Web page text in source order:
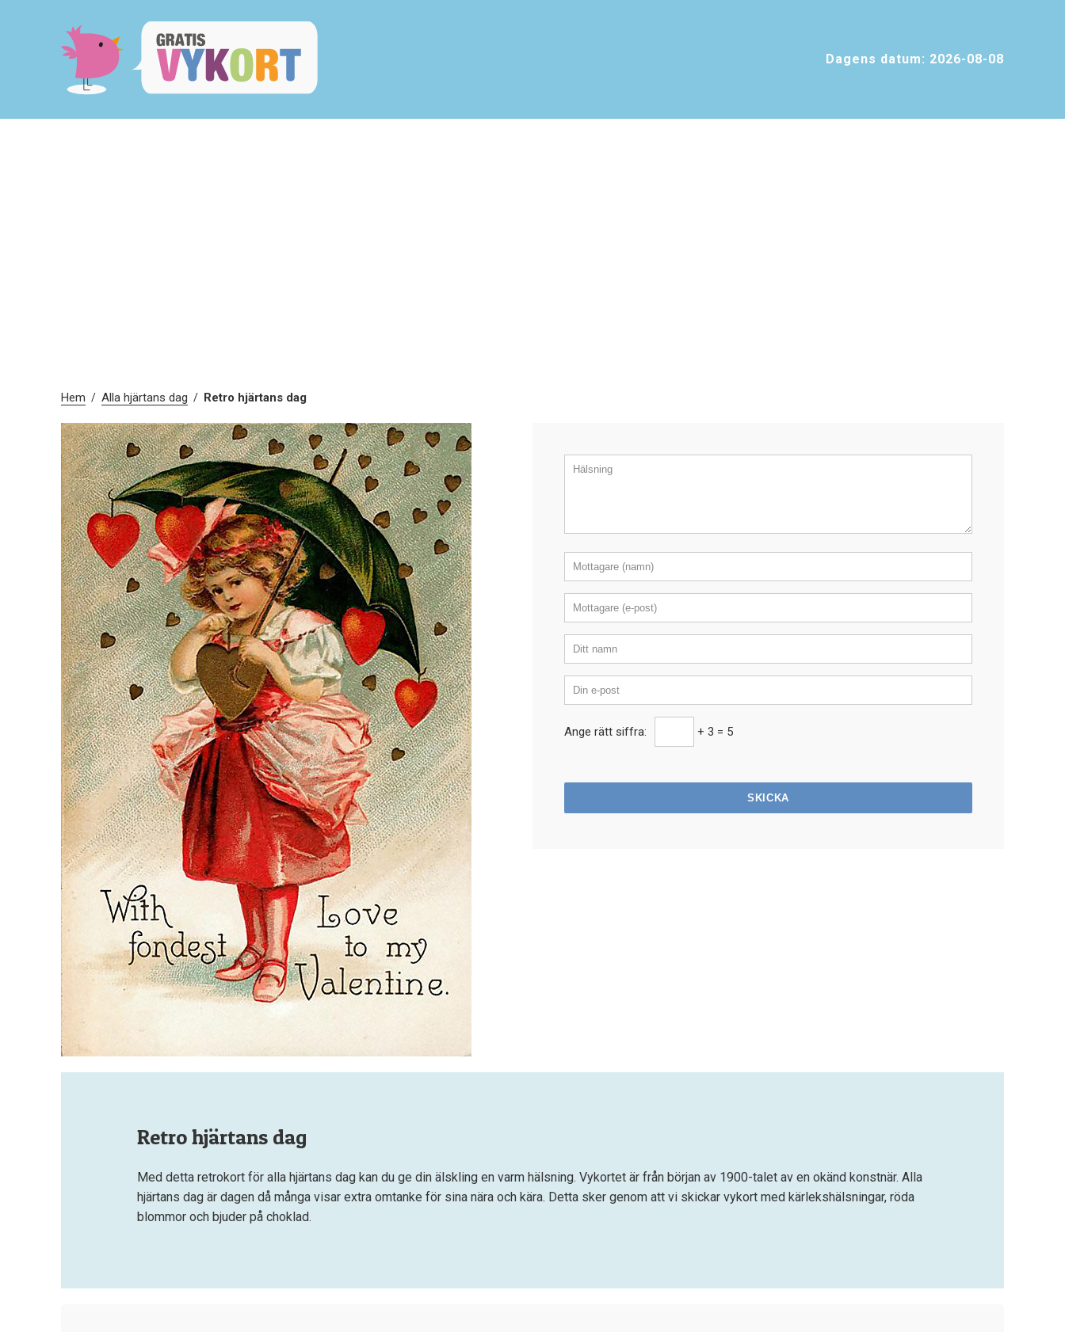
Dagens datum: 2026-08-08
Hem / Alla hjärtans dag / Retro hjärtans dag
Ange rätt siffra: + 3 = 5
SKICKA
Retro hjärtans dag
Med detta retrokort för alla hjärtans dag kan du ge din älskling en varm hälsning. Vykortet är från början av 1900-talet av en okänd konstnär. Alla
hjärtans dag är dagen då många visar extra omtanke för sina nära och kära. Detta sker genom att vi skickar vykort med kärlekshälsningar, röda
blommor och bjuder på choklad.